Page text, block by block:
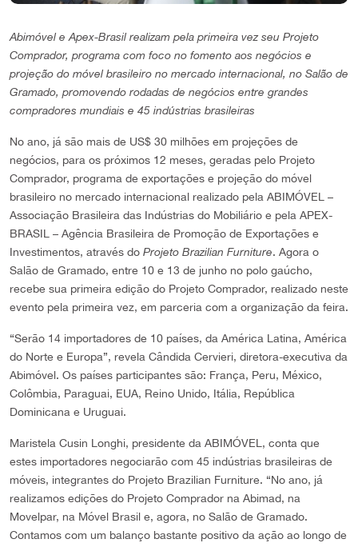
Abimóvel e Apex-Brasil realizam pela primeira vez seu Projeto
Comprador, programa com foco no fomento aos negócios e
projeção do móvel brasileiro no mercado internacional, no Salão de
Gramado, promovendo rodadas de negócios entre grandes
compradores mundiais e 45 indústrias brasileiras
No ano, já são mais de US$ 30 milhões em projeções de
negócios, para os próximos 12 meses, geradas pelo Projeto
Comprador, programa de exportações e projeção do móvel
brasileiro no mercado internacional realizado pela ABIMÓVEL –
Associação Brasileira das Indústrias do Mobiliário e pela APEX-
BRASIL – Agência Brasileira de Promoção de Exportações e
Investimentos, através do Projeto Brazilian Furniture. Agora o
Salão de Gramado, entre 10 e 13 de junho no polo gaúcho,
recebe sua primeira edição do Projeto Comprador, realizado neste
evento pela primeira vez, em parceria com a organização da feira.
“Serão 14 importadores de 10 países, da América Latina, América
do Norte e Europa”, revela Cândida Cervieri, diretora-executiva da
Abimóvel. Os países participantes são: França, Peru, México,
Colômbia, Paraguai, EUA, Reino Unido, Itália, República
Dominicana e Uruguai.
Maristela Cusin Longhi, presidente da ABIMÓVEL, conta que
estes importadores negociarão com 45 indústrias brasileiras de
móveis, integrantes do Projeto Brazilian Furniture. “No ano, já
realizamos edições do Projeto Comprador na Abimad, na
Movelpar, na Móvel Brasil e, agora, no Salão de Gramado.
Contamos com um balanço bastante positivo da ação ao longo de